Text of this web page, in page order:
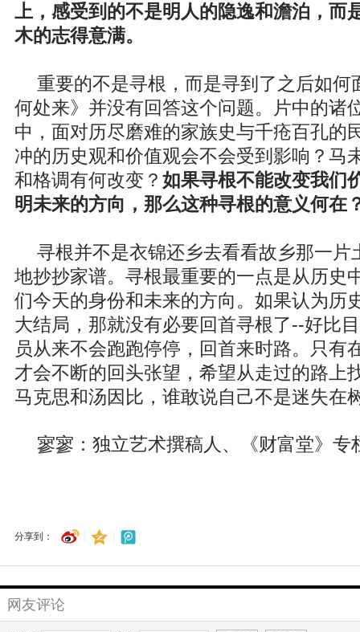
上，感受到的不是明人的隐逸和澹泊，而
木的志得意满。
重要的不是寻根，而是寻到了之后如何
何处来》并没有回答这个问题。片中的诸
中，面对历尽磨难的家族史与千疮百孔的
冲的历史观和价值观会不会受到影响？马
和格调有何改变？ 如果寻根不能改变我们
明未来的方向，那么这种寻根的意义何在
寻根并不是衣锦还乡去看看故乡那一片
地抄抄家谱。寻根最重要的一点是从历史
们今天的身份和未来的方向。如果认为历
大结局，那就没有必要回首寻根了--好比
员从来不会跑跑停停，回首来时路。只有
才会不断的回头张望，希望从走过的路上
马克思和汤因比，谁敢说自己不是迷失在
寥寥：独立艺术撰稿人、《财富堂》专
分享到：
网友评论